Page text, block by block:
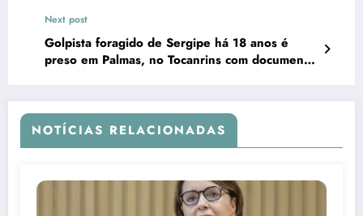
Next post
Golpista foragido de Sergipe há 18 anos é
preso em Palmas, no Tocanrins com documento
NOTÍCIAS RELACIONADAS